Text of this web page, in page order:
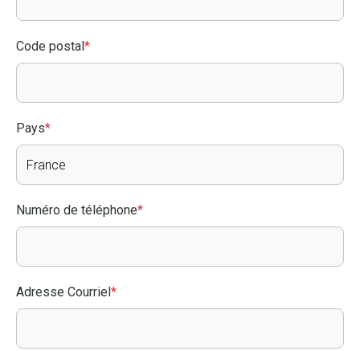
Code postal*
Pays*
Numéro de téléphone*
Adresse Courriel*